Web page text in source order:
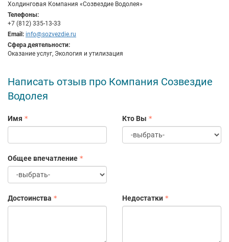
Холдинговая Компания «Созвездие Водолея»
Телефоны:
+7 (812) 335-13-33
Email: info@sozvezdie.ru
Сфера деятельности:
Оказание услуг, Экология и утилизация
Написать отзыв про Компания Созвездие
Водолея
Имя Кто Вы
Общее впечатление
Достоинства Недостатки